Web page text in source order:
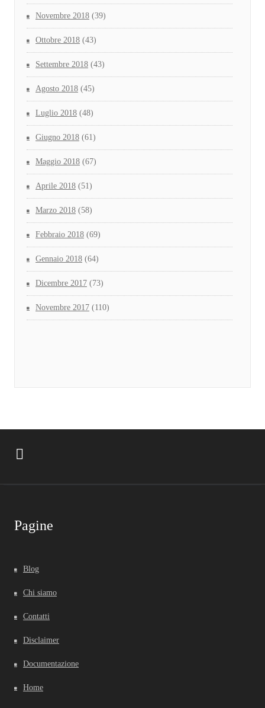
Novembre 2018 (39)
Ottobre 2018 (43)
Settembre 2018 (43)
Agosto 2018 (45)
Luglio 2018 (48)
Giugno 2018 (61)
Maggio 2018 (67)
Aprile 2018 (51)
Marzo 2018 (58)
Febbraio 2018 (69)
Gennaio 2018 (64)
Dicembre 2017 (73)
Novembre 2017 (110)
Pagine
Blog
Chi siamo
Contatti
Disclaimer
Documentazione
Home